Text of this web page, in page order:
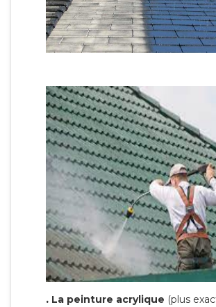
. La peinture acrylique (plus